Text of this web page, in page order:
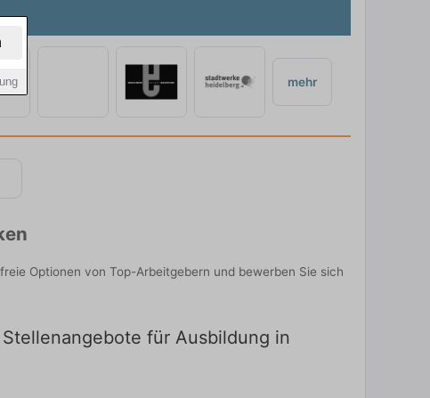
mehr
Optionen von Top-Arbeitgebern und bewerben Sie sich
für Ausbildung in